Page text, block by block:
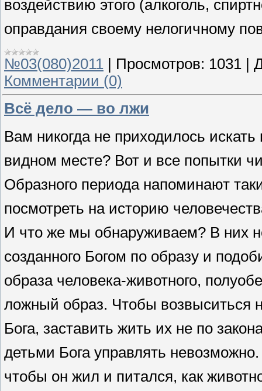
воздействию этого (алкоголь,
оправдания своему нелогичному
№03(080)2011 Просмотров: 1031
Комментарии (0)
Всё дело — во лжи
Вам никогда не приходилось
видном месте? Вот и все попытки
Образного периода напоминают
посмотреть на историю
И что же мы обнаруживаем? В них
созданного Богом по образу и
образа человека-животного,
ложный образ. Чтобы возвыситься
Бога, заставить жить их не по
детьми Бога управлять
чтобы он жил и питался, как